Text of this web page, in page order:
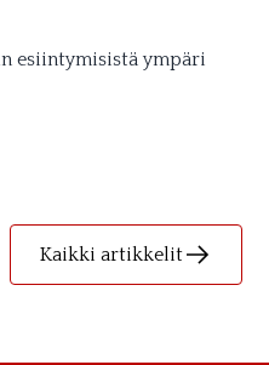
esiintymisistä ympäri
Kaikki artikkelit